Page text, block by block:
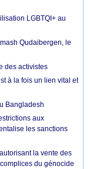
LGBTQI+ au
Qudaibergen, le
des activistes
à la fois un lien vital et
Bangladesh
aux
les sanctions
la vente des
du génocide